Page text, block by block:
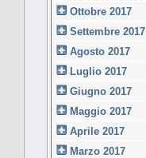
Ottobre 2017
Settembre 2017
Agosto 2017
Luglio 2017
Giugno 2017
Maggio 2017
Aprile 2017
Marzo 2017